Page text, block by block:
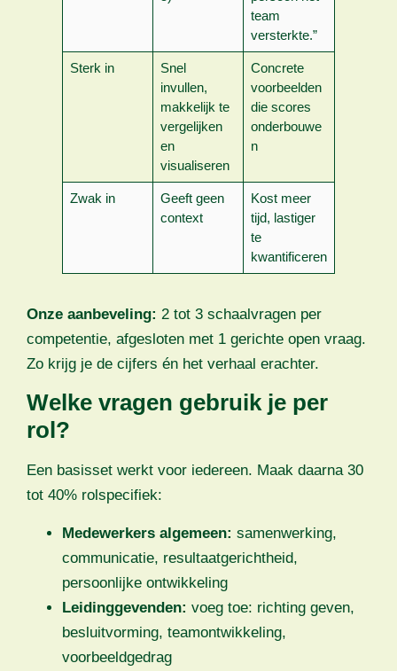
team
versterkte.”
Sterk in
Snel
invullen,
makkelijk te
vergelijken
en
visualiseren
Concrete
voorbeelden
die scores
onderbouwe
n
Zwak in
Geeft geen
context
Kost meer
tijd, lastiger
te
kwantificeren
Onze aanbeveling: 2 tot 3 schaalvragen per
competentie, afgesloten met 1 gerichte open vraag.
Zo krijg je de cijfers én het verhaal erachter.
Welke vragen gebruik je per
rol?
Een basisset werkt voor iedereen. Maak daarna 30
tot 40% rolspecifiek:
Medewerkers algemeen: samenwerking,
communicatie, resultaatgerichtheid,
persoonlijke ontwikkeling
Leidinggevenden: voeg toe: richting geven,
besluitvorming, teamontwikkeling,
voorbeeldgedrag